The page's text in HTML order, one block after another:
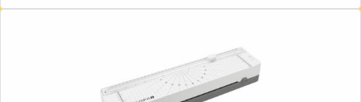
Copyright © 2001 - 2026 DGH - Alle Rechte vorbehalten.